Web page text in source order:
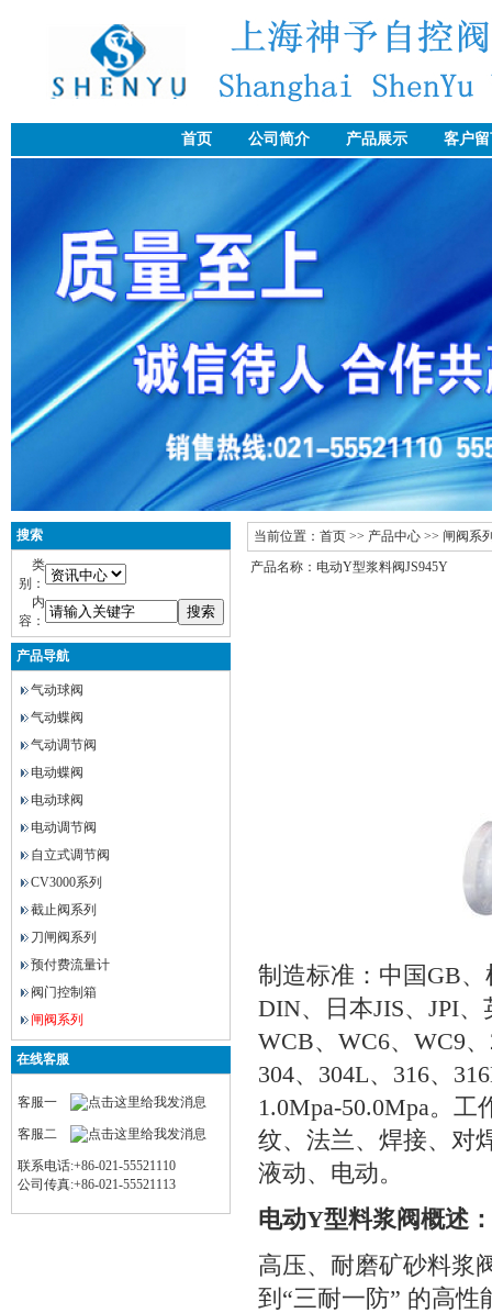
首页 公司简介 产品展示 客户留
搜索
类
别：
内
容：
产品导航
气动球阀
气动蝶阀
气动调节阀
电动蝶阀
电动球阀
电动调节阀
自立式调节阀
CV3000系列
截止阀系列
刀闸阀系列
预付费流量计
阀门控制箱
闸阀系列
在线客服
客服一
客服二
联系电话:+86-021-55521110
公司传真:+86-021-55521113
当前位置： 首页 >> 产品中心 >> 闸阀系
产品名称：电动Y型浆料阀JS945Y
制造标准：中国GB
DIN、日本JIS、JPI
WCB、WC6、WC9
304、304L、316、
1.0Mpa-50.0Mpa。
纹、法兰、焊接、对
液动、电动。
电动Y型料浆阀概述：
高压、耐磨矿砂料浆
到“三耐一防” 的高